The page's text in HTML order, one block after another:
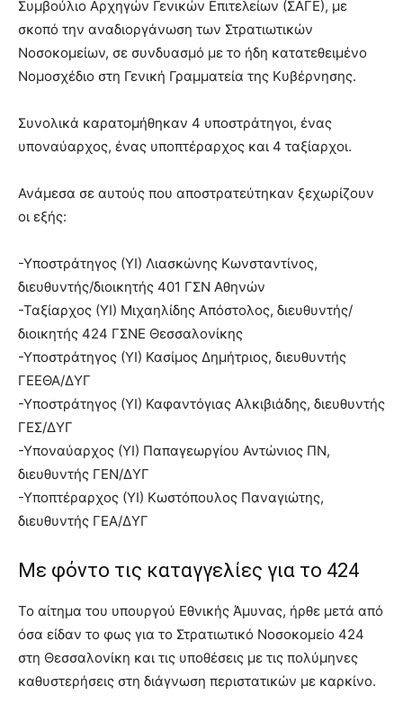
Συμβούλιο Αρχηγών Γενικών Επιτελείων (ΣΑΓΕ), με
σκοπό την αναδιοργάνωση των Στρατιωτικών
Νοσοκομείων, σε συνδυασμό με το ήδη κατατεθειμένο
Νομοσχέδιο στη Γενική Γραμματεία της Κυβέρνησης.
Συνολικά καρατομήθηκαν 4 υποστράτηγοι, ένας
υποναύαρχος, ένας υποπτέραρχος και 4 ταξίαρχοι.
Ανάμεσα σε αυτούς που αποστρατεύτηκαν ξεχωρίζουν
οι εξής:
-Υποστράτηγος (ΥΙ) Λιασκώνης Κωνσταντίνος,
διευθυντής/διοικητής 401 ΓΣΝ Αθηνών
-Ταξίαρχος (ΥΙ) Μιχαηλίδης Απόστολος, διευθυντής/
διοικητής 424 ΓΣΝΕ Θεσσαλονίκης
-Υποστράτηγος (ΥΙ) Κασίμος Δημήτριος, διευθυντής
ΓΕΕΘΑ/ΔΥΓ
-Υποστράτηγος (ΥΙ) Καφαντόγιας Αλκιβιάδης, διευθυντής
ΓΕΣ/ΔΥΓ
-Υποναύαρχος (ΥΙ) Παπαγεωργίου Αντώνιος ΠΝ,
διευθυντής ΓΕΝ/ΔΥΓ
-Υποπτέραρχος (ΥΙ) Κωστόπουλος Παναγιώτης,
διευθυντής ΓΕΑ/ΔΥΓ
Με φόντο τις καταγγελίες για το 424
Το αίτημα του υπουργού Εθνικής Άμυνας, ήρθε μετά από
όσα είδαν το φως για το Στρατιωτικό Νοσοκομείο 424
στη Θεσσαλονίκη και τις υποθέσεις με τις πολύμηνες
καθυστερήσεις στη διάγνωση περιστατικών με καρκίνο.